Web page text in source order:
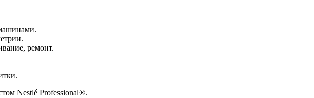
ремонт.
Nestlé Professional®.